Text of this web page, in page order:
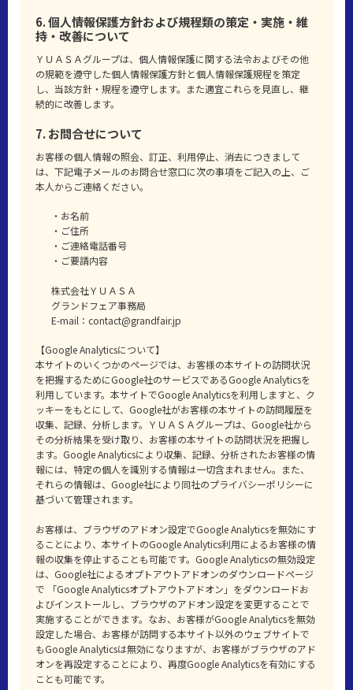
6. 個人情報保護方針および規程類の策定・実施・維
持・改善について
ＹＵＡＳＡグループは、個人情報保護に関する法令およびその他
の規範を遵守した個人情報保護方針と個人情報保護規程を策定
し、当該方針・規程を遵守します。また適宜これらを見直し、継
続的に改善します。
7. お問合せについて
お客様の個人情報の照会、訂正、利用停止、消去につきまして
は、下記電子メールのお問合せ窓口に次の事項をご記入の上、ご
本人からご連絡ください。
・お名前
・ご住所
・ご連絡電話番号
・ご要請内容
株式会社ＹＵＡＳＡ
グランドフェア事務局
E-mail：contact@grandfair.jp
【Google Analyticsについて】
本サイトのいくつかのページでは、お客様の本サイトの訪問状況
を把握するためにGoogle社のサービスであるGoogle Analyticsを
利用しています。本サイトでGoogle Analyticsを利用しますと、ク
ッキーをもとにして、Google社がお客様の本サイトの訪問履歴を
収集、記録、分析します。ＹＵＡＳＡグループは、Google社から
その分析結果を受け取り、お客様の本サイトの訪問状況を把握し
ます。Google Analyticsにより収集、記録、分析されたお客様の情
報には、特定の個人を識別する情報は一切含まれません。また、
それらの情報は、Google社により同社のプライバシーポリシーに
基づいて管理されます。
お客様は、ブラウザのアドオン設定でGoogle Analyticsを無効にす
ることにより、本サイトのGoogle Analytics利用によるお客様の情
報の収集を停止することも可能です。Google Analyticsの無効設定
は、Google社によるオプトアウトアドオンのダウンロードページ
で 「Google Analyticsオプトアウトアドオン」をダウンロードお
よびインストールし、ブラウザのアドオン設定を変更することで
実施することができます。なお、お客様がGoogle Analyticsを無効
設定した場合、お客様が訪問する本サイト以外のウェブサイトで
もGoogle Analyticsは無効になりますが、お客様がブラウザのアド
オンを再設定することにより、再度Google Analyticsを有効にする
ことも可能です。